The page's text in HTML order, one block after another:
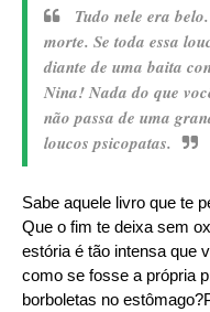
Tudo nele era
morte. Se toda essa
diante de uma baita
Nina! Nada do que
não passa de uma
loucos psicopatas.
Sabe aquele livro que te
Que o fim te deixa sem
estória é tão intensa que
como se fosse a própria
borboletas no